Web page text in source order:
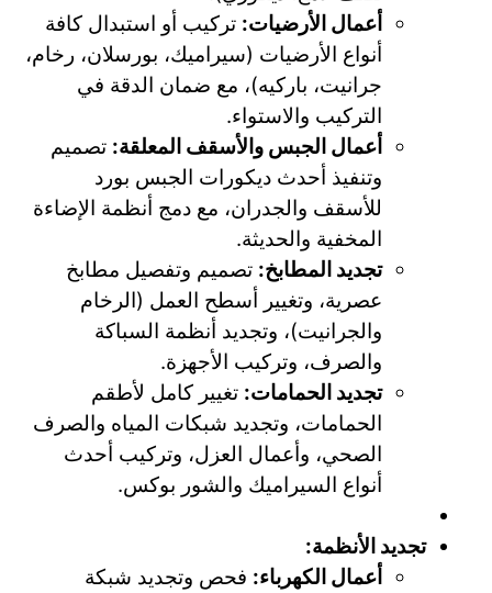
أعمال الأرضيات: تركيب أو استبدال كافة
أنواع الأرضيات (سيراميك، بورسلان، رخام،
جرانيت، باركيه)، مع ضمان الدقة في
التركيب والاستواء.
أعمال الجبس والأسقف المعلقة: تصميم
وتنفيذ أحدث ديكورات الجبس بورد
للأسقف والجدران، مع دمج أنظمة الإضاءة
المخفية والحديثة.
تجديد المطابخ: تصميم وتفصيل مطابخ
عصرية، وتغيير أسطح العمل (الرخام
والجرانيت)، وتجديد أنظمة السباكة
والصرف، وتركيب الأجهزة.
تجديد الحمامات: تغيير كامل لأطقم
الحمامات، وتجديد شبكات المياه والصرف
الصحي، وأعمال العزل، وتركيب أحدث
أنواع السيراميك والشور بوكس.
تجديد الأنظمة:
أعمال الكهرباء: فحص وتجديد شبكة